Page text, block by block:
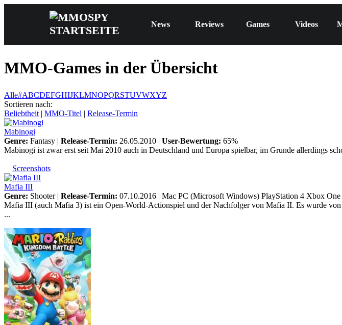
News Reviews Games Videos
MMO-Games in der Übersicht
Alle#ABCDEFGHIJKLMNOPQRSTUVWXYZ
Sortieren nach:
Beliebtheit | MMO-Titel | Release-Termin
Mabinogi
Genre: Fantasy | Release-Termin: 26.05.2010 | User-Bewertung: 65%
Mabinogi ist zwar erst seit Mai 2010 auch in Deutschland und Europa spielbar, im Grunde allerdings
Screenshots
Mafia III
Genre: Shooter | Release-Termin: 07.10.2016 | Mac PC (Microsoft Windows) PlayStation 4 Xbox One
Mafia III (auch Mafia 3) ist ein Open-World-Actionspiel und der Nachfolger von Mafia II. Es wurde
...